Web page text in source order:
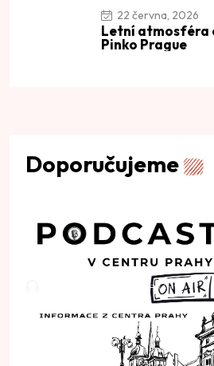
22 června, 2026
Letní atmosféra
Pinko Prague
Doporučujeme